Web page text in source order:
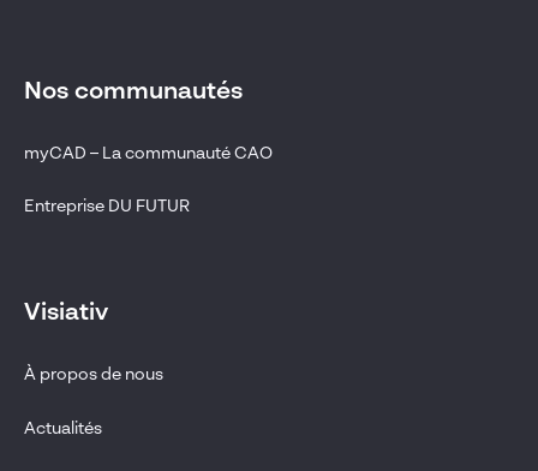
Nos communautés
myCAD – La communauté CAO
Entreprise DU FUTUR
Visiativ
À propos de nous
Actualités